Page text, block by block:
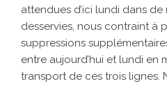
attendues d’ici lundi dans
desservies, nous contraint à
suppressions
entre aujourd’hui et lundi en
transport de ces trois lignes.